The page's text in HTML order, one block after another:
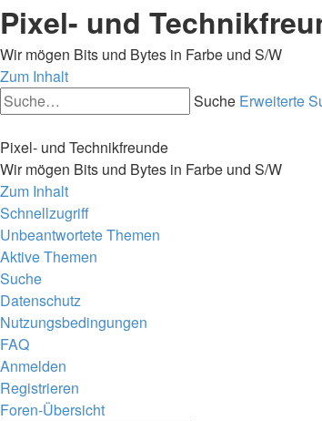
Pixel- und
Wir mögen Bits und Bytes in Farbe und S/W
Zum Inhalt
Suche Erweiterte
Pixel- und Technikfreunde
Wir mögen Bits und Bytes in Farbe und S/W
Zum Inhalt
Schnellzugriff
Unbeantwortete Themen
Aktive Themen
Suche
Datenschutz
Nutzungsbedingungen
FAQ
Anmelden
Registrieren
Foren-Übersicht